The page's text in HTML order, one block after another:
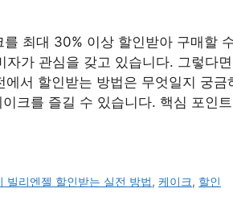
최대 30% 이상 할인받아 구매할
가 관심을 갖고 있습니다. 그렇다
서 할인받는 방법은 무엇일지 궁금
크를 즐길 수 있습니다. 핵심 포인
빌리엔젤 할인받는 실전 방법,케이크, 할인